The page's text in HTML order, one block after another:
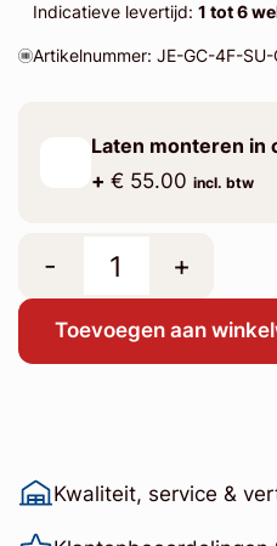
Indicatieve levertijd: 1 tot 6
Artikelnummer: JE-GC-4F-SU-
Laten monteren in
+ € 55.00 incl. btw
- +
Toevoegen aan
Kwaliteit, service &